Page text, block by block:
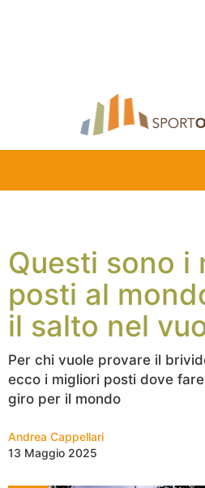
Questi sono i
posti al
il salto nel
Per chi vuole provare il
ecco i migliori posti dove
giro per il mondo
Andrea Cappellari
13 Maggio 2025